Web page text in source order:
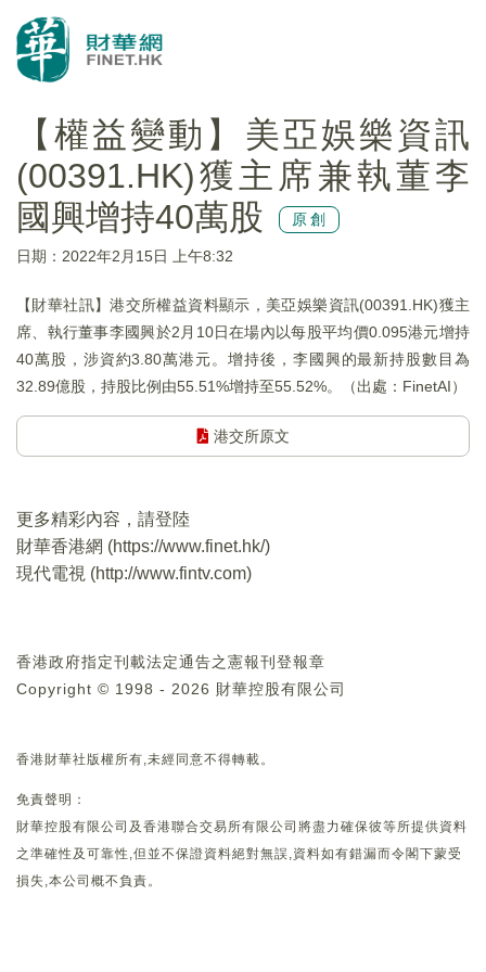
【權益變動】美亞娛樂資訊
(00391.HK)獲主席兼執董李
國興增持40萬股
原創
日期：2022年2月15日 上午8:32
【財華社訊】港交所權益資料顯示，美亞娛樂資訊(00391.HK)獲主
席、執行董事李國興於2月10日在場內以每股平均價0.095港元增持
40萬股，涉資約3.80萬港元。增持後，李國興的最新持股數目為
32.89億股，持股比例由55.51%增持至55.52%。（出處：FinetAI）
港交所原文
更多精彩內容，請登陸
財華香港網 (https://www.finet.hk/)
現代電視 (http://www.fintv.com)
香港政府指定刊載法定通告之憲報刊登報章
Copyright © 1998 - 2026 財華控股有限公司
香港財華社版權所有,未經同意不得轉載。
免責聲明：
財華控股有限公司及香港聯合交易所有限公司將盡力確保彼等所提供資料
之準確性及可靠性,但並不保證資料絕對無誤,資料如有錯漏而令閣下蒙受
損失,本公司概不負責。